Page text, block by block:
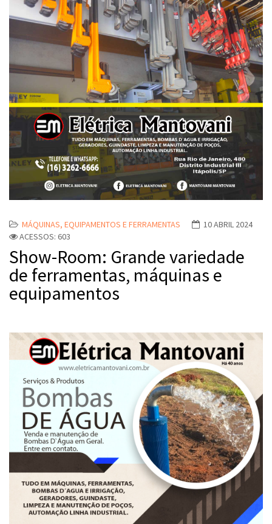
MÁQUINAS, EQUIPAMENTOS E FERRAMENTAS
10 ABRIL 2024
ACESSOS: 603
Show-Room: Grande variedade
de ferramentas, máquinas e
equipamentos